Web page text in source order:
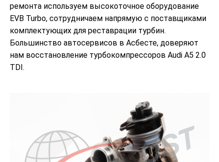
ремонта используем высокоточное оборудование
EVB Turbo, сотрудничаем напрямую с поставщиками
комплектующих для реставрации турбин.
Большинство автосервисов в Асбесте, доверяют
нам восстановление турбокомпрессоров Audi A5 2.0
TDI.